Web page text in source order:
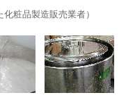
粧品製造販売業者）